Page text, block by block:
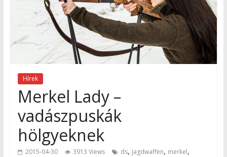
Hírek
Merkel Lady –
vadászpuskák
hölgyeknek
2015-04-30 3913 Views ds, jagdwaffen, merkel,